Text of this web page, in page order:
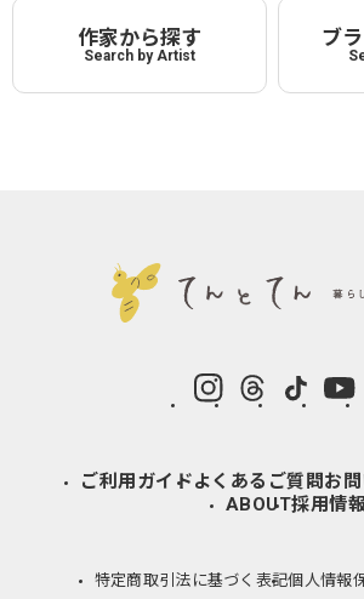
作家から探す
Search by Artist
ブ
instagramThreads
ご利用ガイドよくあるご質問 お
ABOUT採用情
特定商取引法に基づく表記個人情報